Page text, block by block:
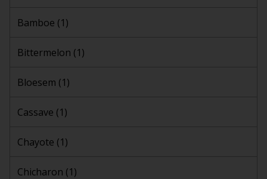
Bamboe (1)
Bittermelon (1)
Bloesem (1)
Cassave (1)
Chayote (1)
Chicharon (1)